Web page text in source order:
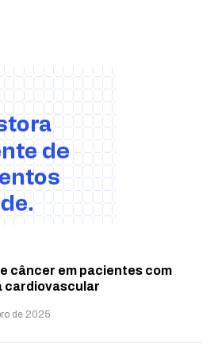
câncer em pacientes com
cardiovascular
de 2025